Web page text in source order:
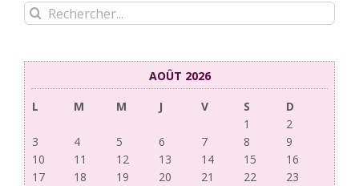
Rechercher:
AOÛT 2026
L
M M J V S
D
1
2
3
4 5 6 7 8
9
10
11 12 13 14 15
16
17
18 19 20 21 22
23